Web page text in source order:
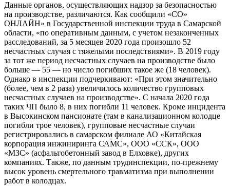
Данные органов, осуществляющих надзор за безопасностью
на производстве, различаются. Как сообщили «СО»
ОНЛАЙН» в Государственной инспекции труда в Самарской
области, «по оперативным данным, с учетом незаконченных
расследований, за 5 месяцев 2020 года произошло 52
несчастных случая с тяжелыми последствиями». В 2019 году
за тот же период несчастных случаев на производстве было
больше — 55 — но число погибших такое же (18 человек).
Однако в инспекции подчеркивают: «При этом значительно
(более, чем в 2 раза) увеличилось количество групповых
несчастных случаев на производстве». С начала 2020 года
таких ЧП было 8, в них погибли 11 человек. Кроме инцидента
в Высокинском пансионате (там в канализационном колодце
погибли трое человек), групповые несчастные случаи
регистрировались в самарском филиале АО «Китайская
корпорация инжиниринга САМС», ООО «ССК», ООО
«МЗС» (асфальтобетонный завод в Елховке), других
компаниях. Также, по данным трудинспекции, по-прежнему
высок уровень смертельного травматизма при выполнении
работ в колодцах.